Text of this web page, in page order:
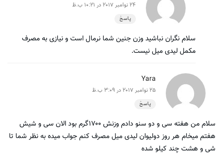
24 نوامبر 2017 در 10:21 ب.ظ
پاسخ
سلام نگران نباشید وزن جنین شما نرمال است و نیازی به مصرف
مکمل لیدی میل نیست.
Yara
25 نوامبر 2017 در 3:09 ب.ظ
پاسخ
سلام من هفته سی و دو سنو دادم وزنش ۱۷۰۰گرم بود الان سی و شیش
هفتم میخام هر روز دولیوان لیدی میل مصرف کنم جواب میده به نظر شما تا
شی و هشت چند کیلو شده